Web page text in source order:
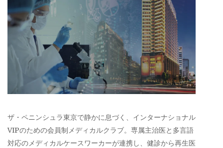
ザ・ペニンシュラ東京で静かに息づく、インターナショナル
VIPのための会員制メディカルクラブ。専属主治医と多言語
対応のメディカルケースワーカーが連携し、健診から再生医